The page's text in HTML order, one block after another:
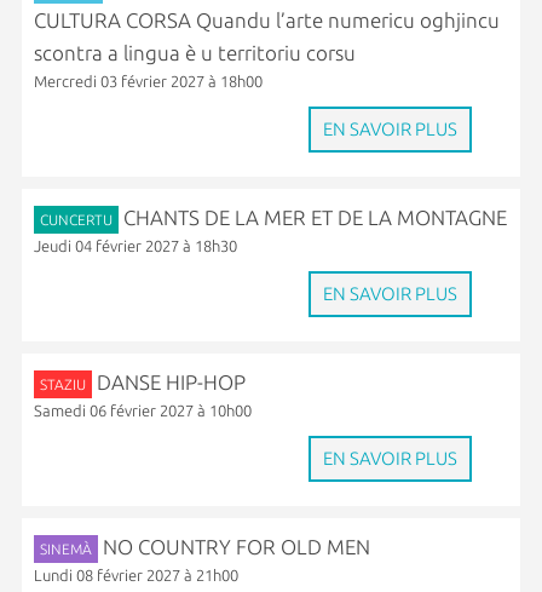
CULTURA CORSA Quandu l’arte numericu oghjincu
scontra a lingua è u territoriu corsu
Mercredi 03 février 2027 à 18h00
EN SAVOIR PLUS
CUNCERTU CHANTS DE LA MER ET DE LA MONTAGNE
Jeudi 04 février 2027 à 18h30
EN SAVOIR PLUS
STAZIU DANSE HIP-HOP
Samedi 06 février 2027 à 10h00
EN SAVOIR PLUS
SINEMÀ NO COUNTRY FOR OLD MEN
Lundi 08 février 2027 à 21h00